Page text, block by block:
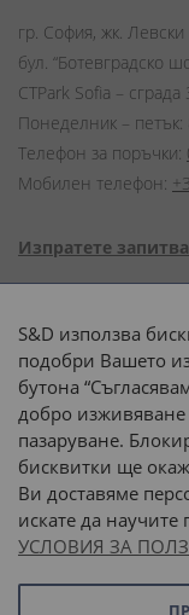
гр. София, жк. Левски
бул. “Ботевградско
CTPark Sofia – сграда
Понеделник – петък:
Телефон за поръчки:
Мобилен телефон:
Изпратете
S&D използва
подобри Вашето
бутона
добро
пазаруване.
бисквитки ще
Ви доставяме
искате да научите
УСЛОВИЯ ЗА